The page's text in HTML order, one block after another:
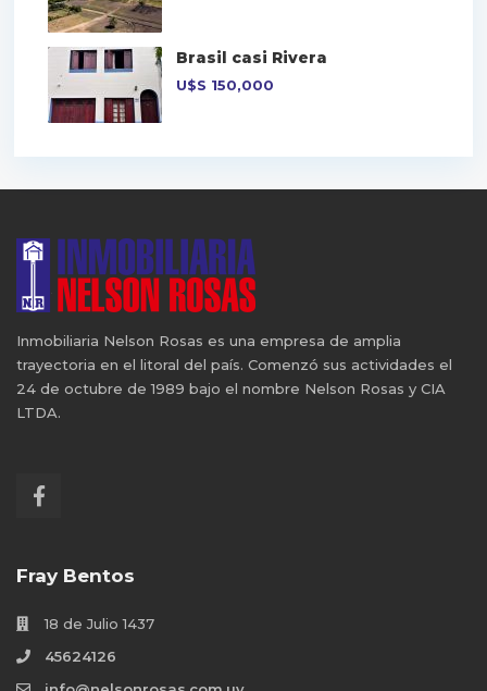
Brasil casi Rivera
U$S 150,000
Inmobiliaria Nelson Rosas es una empresa de amplia
trayectoria en el litoral del país. Comenzó sus actividades el
24 de octubre de 1989 bajo el nombre Nelson Rosas y CIA
LTDA.
Fray Bentos
18 de Julio 1437
45624126